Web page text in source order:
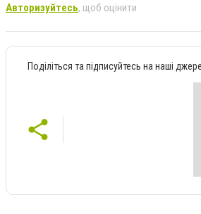
Авторизуйтесь, щоб оцінити
Поділіться та підписуйтесь на наші